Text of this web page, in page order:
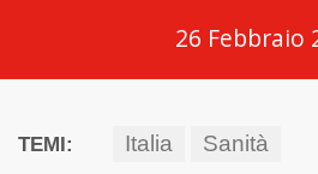
26 Febbraio
TEMI: Italia Sanità